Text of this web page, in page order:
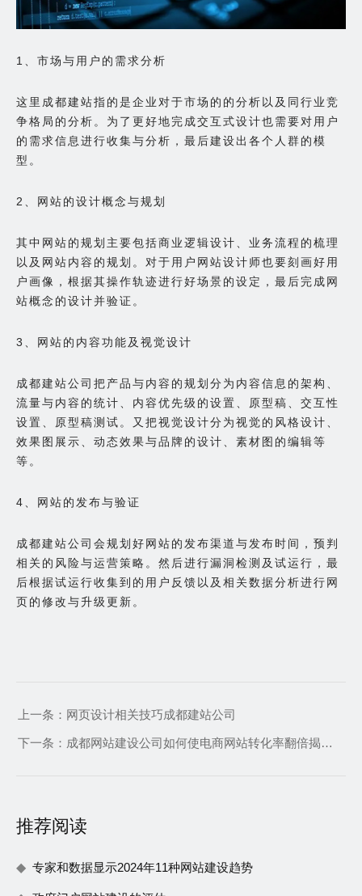
1、市场与用户的需求分析
这里成都建站指的是企业对于市场的的分析以及同行业竞
争格局的分析。为了更好地完成交互式设计也需要对用户
的需求信息进行收集与分析，最后建设出各个人群的模
型。
2、网站的设计概念与规划
其中网站的规划主要包括商业逻辑设计、业务流程的梳理
以及网站内容的规划。对于用户网站设计师也要刻画好用
户画像，根据其操作轨迹进行好场景的设定，最后完成网
站概念的设计并验证。
3、网站的内容功能及视觉设计
成都建站公司把产品与内容的规划分为内容信息的架构、
流量与内容的统计、内容优先级的设置、原型稿、交互性
设置、原型稿测试。又把视觉设计分为视觉的风格设计、
效果图展示、动态效果与品牌的设计、素材图的编辑等
等。
4、网站的发布与验证
成都建站公司会规划好网站的发布渠道与发布时间，预判
相关的风险与运营策略。然后进行漏洞检测及试运行，最
后根据试运行收集到的用户反馈以及相关数据分析进行网
页的修改与升级更新。
上一条： 网页设计相关技巧成都建站公司
下一条： 成都网站建设公司如何使电商网站转化率翻倍揭晓背后的秘密
推荐阅读
专家和数据显示2024年11种网站建设趋势